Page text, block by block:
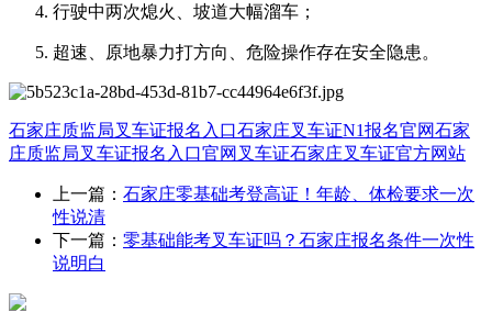
行驶中两次熄火、坡道大幅溜车；
超速、原地暴力打方向、危险操作存在安全隐患。
石家庄质监局叉车证报名入口石家庄叉车证N1报名官网石家
庄质监局叉车证报名入口官网 叉车证石家庄叉车证官方网站
上一篇： 石家庄零基础考登高证！年龄、体检要求一次
性说清
下一篇： 零基础能考叉车证吗？石家庄报名条件一次性
说明白